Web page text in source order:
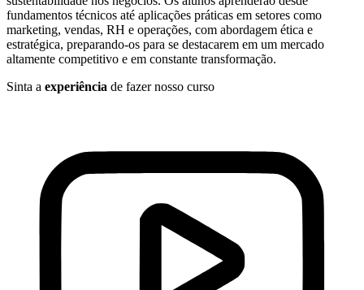
fundamentos técnicos até aplicações práticas em setores como
marketing, vendas, RH e operações, com abordagem ética e
estratégica, preparando-os para se destacarem em um mercado
altamente competitivo e em constante transformação.
Sinta a experiência de fazer nosso curso